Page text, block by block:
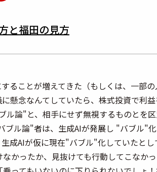
と福田の見方
ることが増えてきた（もしくは、一部
懸念なんてしていたら、株式投資で利
ル論"と、相手にせず無視するものとを
ブル論"者は、生成AIが発展し "バブル"
成AIが仮に現在"バブル"化していたと
かったか、見抜けても行動してこなか